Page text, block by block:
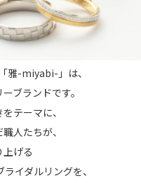
2025年1月3日(金)) について
雅-miyabi-」は、
ブランドです。
テーマに、
人たちが、
上げる
イダルリングを、